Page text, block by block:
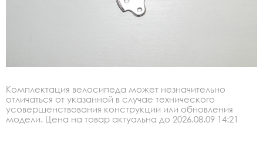
Комплектация велосипеда может незначительно
отличаться от указанной в случае технического
усовершенствования конструкции или обновления
модели. Цена на товар актуальна до 2026.08.09 14:21